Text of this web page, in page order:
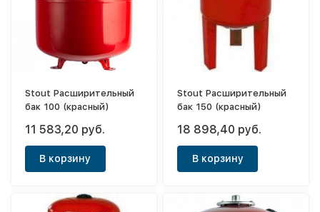
Stout Расширительный
бак 100 (красный)
11 583,20 руб.
В корзину
Stout Расширительный
бак 150 (красный)
18 898,40 руб.
В корзину